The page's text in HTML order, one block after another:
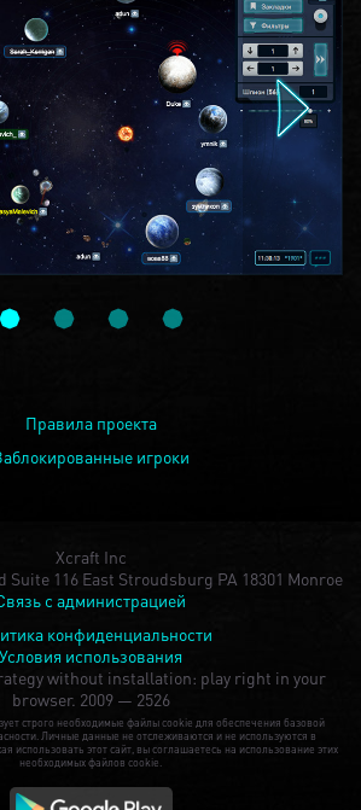
Правила проекта
игроки
Xcraft Inc
Suite 116 East Stroudsburg PA 18301 Monroe
с администрацией
конфиденциальности
Условия использования
without installation: play right in your
browser. 2009 — 2526
строго необходимые файлы cookie для обеспечения базовой
Личные данные не отслеживаются и не используются в
использовать этот сайт, вы соглашаетесь на использование этих
необходимых файлов cookie.